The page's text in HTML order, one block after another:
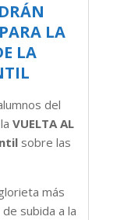
LA
LA
del
VUELTA AL
sobre las
más
subida a la